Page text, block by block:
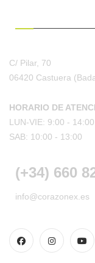
C/ Pilar, 70
06420 Castuera
HORARIO DE
LUN-VIE: 9:00 -
SAB: 10:00 - 13:00
(+34) 660
info@corazonex.es